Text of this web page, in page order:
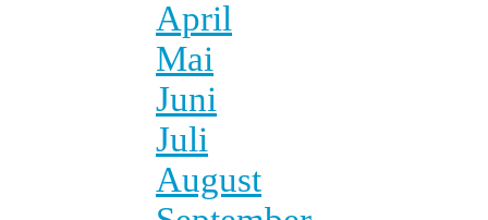
April
Mai
Juni
Juli
August